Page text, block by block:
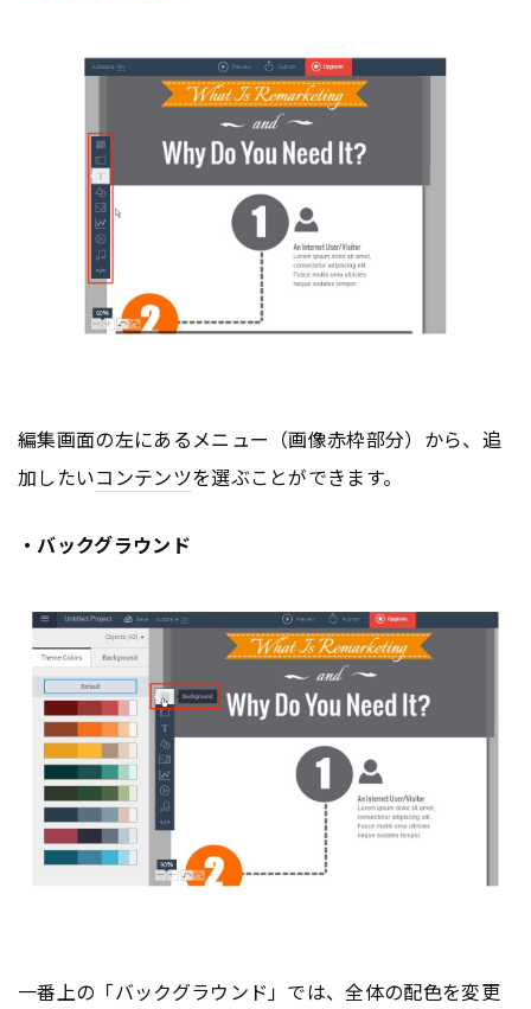
編集画面の左にあるメニュー（画像赤枠部分）から、追
加したいコンテンツを選ぶことができます。
・バックグラウンド
一番上の「バックグラウンド」では、全体の配色を変更